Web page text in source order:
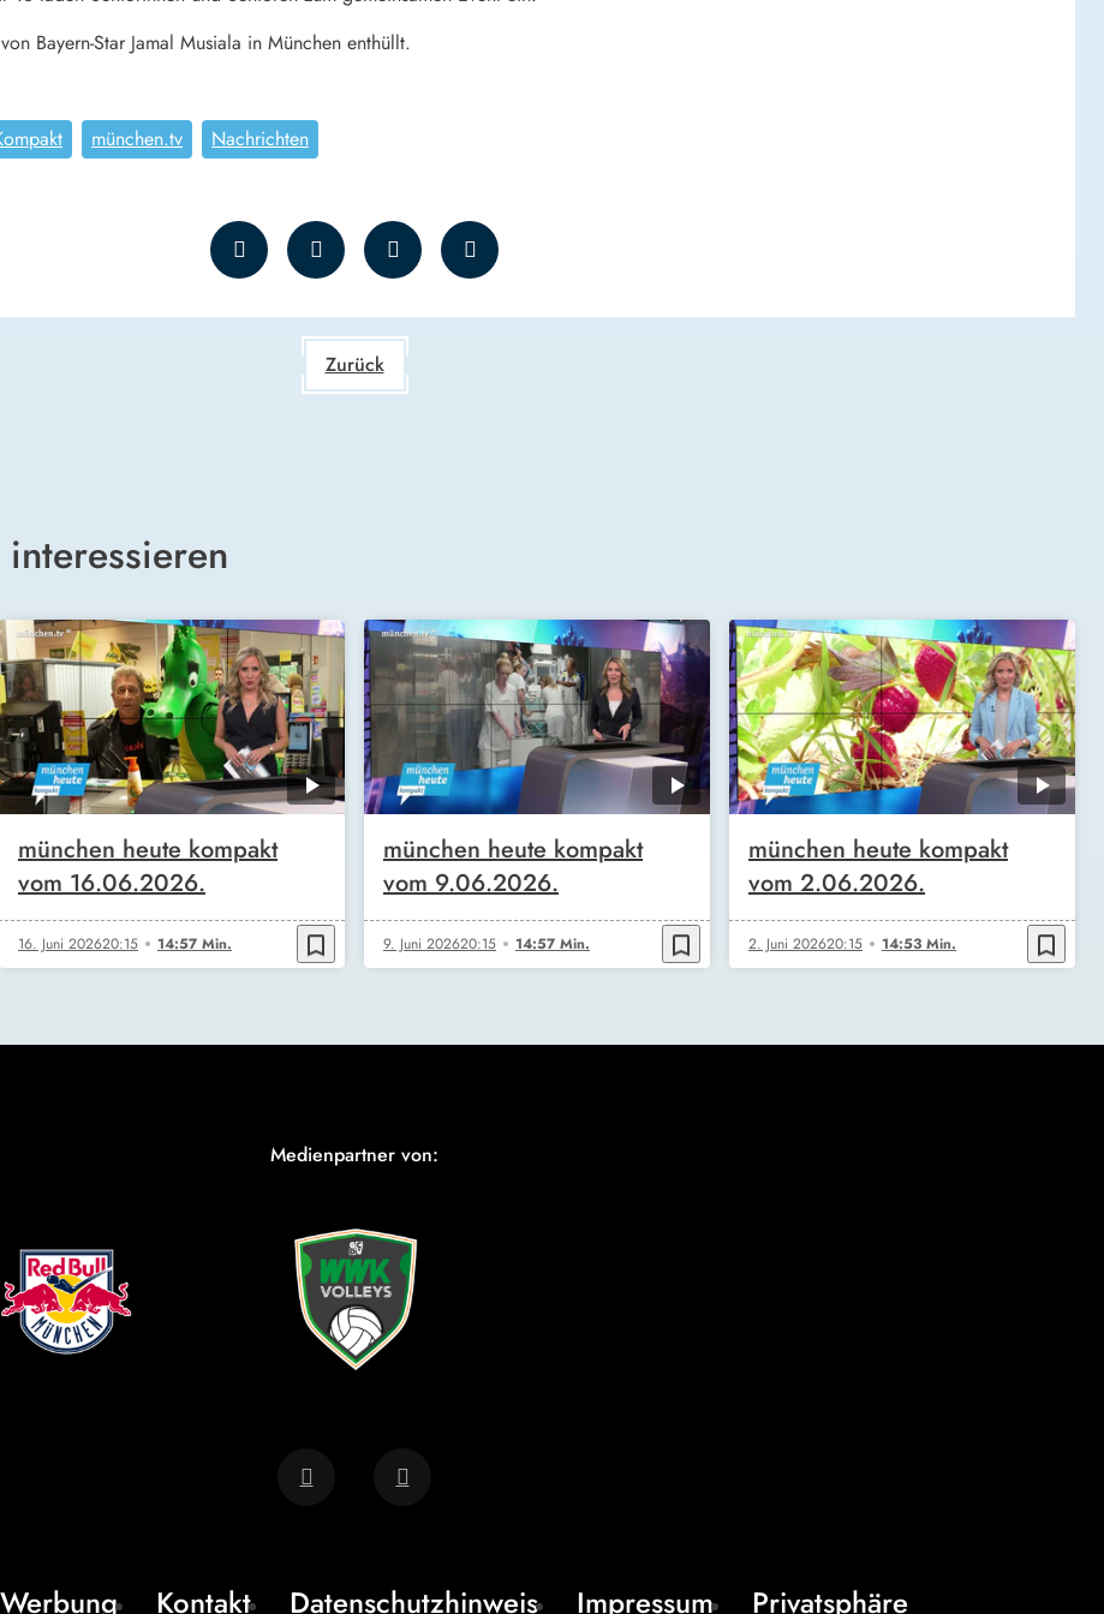
Bayern-Star Jamal Musiala in München enthüllt.
münchen.tv Nachrichten
Zurück
münchen heute kompakt
vom 16.06.2026.
16. Juni 202620:15 14:57 Min. bookmark_border
münchen heute kompakt
vom 9.06.2026.
9. Juni 202620:15 14:57 Min. bookmark_border
münchen heute kompakt
vom 2.06.2026.
2. Juni 202620:15 14:53 Min. bookmark_border
Medienpartner von:
Werbung Kontakt Datenschutzhinweis Impressum Privatsphäre